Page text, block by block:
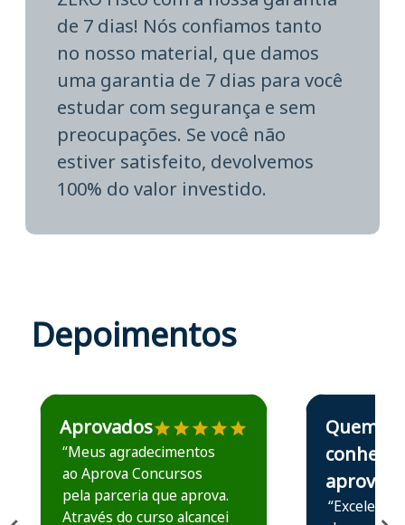
de 7 dias! Nós confiamos tanto
no nosso material, que damos
uma garantia de 7 dias para você
estudar com segurança e sem
preocupações. Se você não
estiver satisfeito, devolvemos
100% do valor investido.
Depoimentos
Estudante José recomenda o Aprova Concursos em
Aprovados
“Meus agradecimentos
ao Aprova Concursos
pela parceria que aprova.
Através do curso alcancei
Estudante Elais
Quem
conhece,
aprova
“Excelente